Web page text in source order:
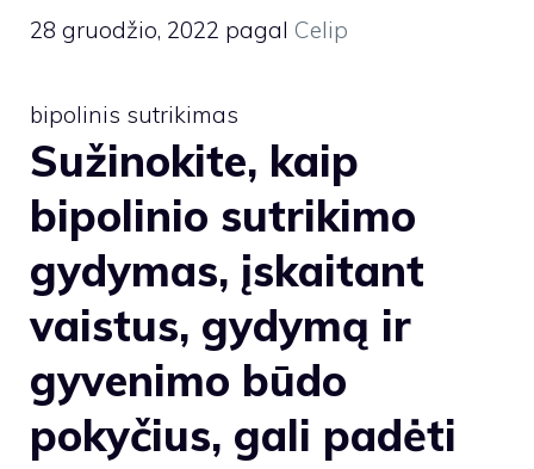
28 gruodžio, 2022 pagal Celip
bipolinis sutrikimas
Sužinokite, kaip
bipolinio sutrikimo
gydymas, įskaitant
vaistus, gydymą ir
gyvenimo būdo
pokyčius, gali padėti